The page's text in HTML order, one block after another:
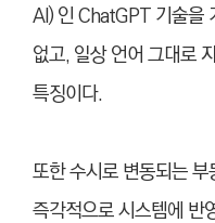
AI) 인 ChatGPT 기술을
없고, 일상 언어 그대로
특징이다.
또한 수시로 변동되는
즉각적으로 시스템에 반